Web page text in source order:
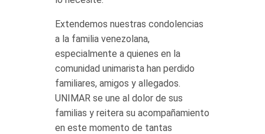
Extendemos nuestras condolencias
a la familia venezolana,
especialmente a quienes en la
comunidad unimarista han perdido
familiares, amigos y allegados.
UNIMAR se une al dolor de sus
familias y reitera su acompañamiento
en este momento de tantas